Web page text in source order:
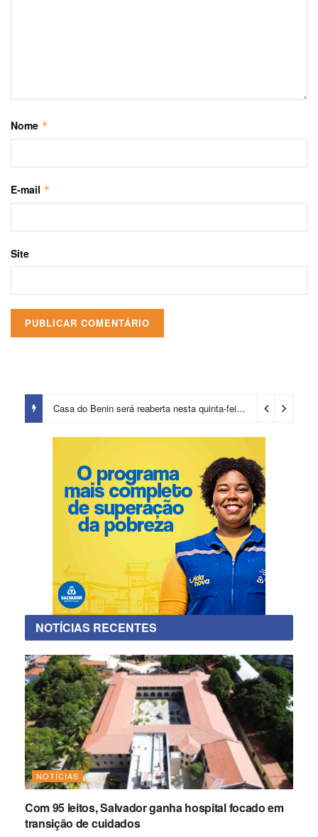
Nome *
E-mail *
Site
Casa do Benin será reaberta nesta quinta-feira (6) 1 dia ago
NOTÍCIAS RECENTES
NOTÍCIAS
Com 95 leitos, Salvador ganha hospital focado em
transição de cuidados